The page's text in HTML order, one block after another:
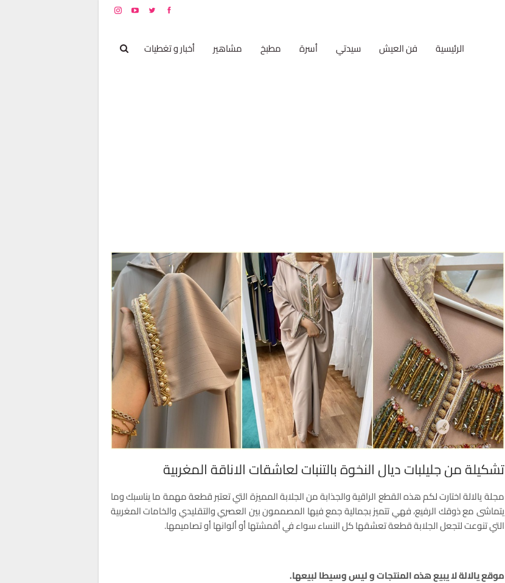
الرئيسية فن العيش سيدتي أسرة مطبخ مشاهير أخبار و تغطيات
تشكيلة من جليلبات ديال النخوة بالتنبات لعاشقات الاناقة المغربية
مجلة يالالة اختارت لكم هذه القطع الراقية والجذابة من الجلابة المميزة التي تعتبر قطعة مهمة ما يناسبك وما
يتماشى مع ذوقك الرفيع، فهي تتميز بجمالية جمع فيها المصممون بين العصري والتقليدي والخامات المغربية
التي تنوعت لتجعل الجلابة قطعة تعشقها كل النساء سواء في أقمشتها أو ألوانها أو تصاميمها.
موقع يالالة لا يبيع هذه المنتجات و ليس وسيطا لبيعها.